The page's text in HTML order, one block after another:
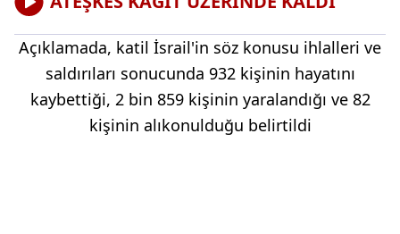
Açıklamada, katil İsrail'in söz konusu ihlalleri ve
saldırıları sonucunda 932 kişinin hayatını
kaybettiği, 2 bin 859 kişinin yaralandığı ve 82
kişinin alıkonulduğu belirtildi